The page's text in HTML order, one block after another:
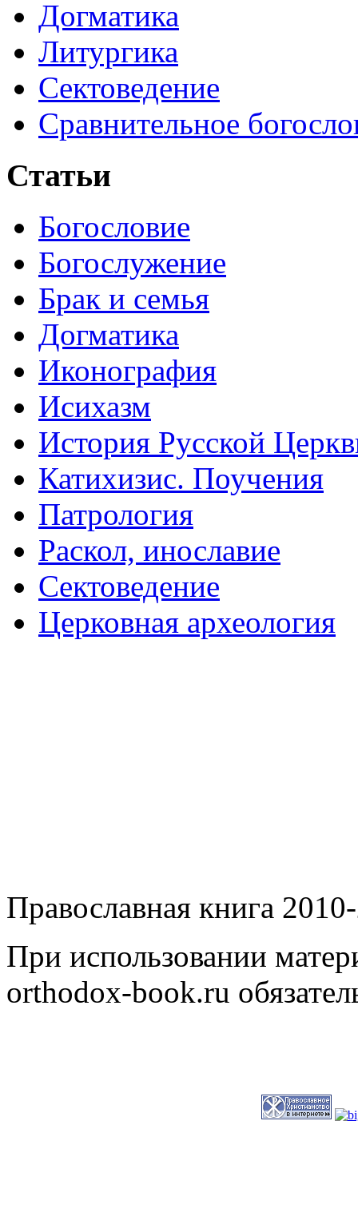
Догматика
Литургика
Сектоведение
Сравнительное
Статьи
Богословие
Богослужение
Брак и семья
Догматика
Иконография
Исихазм
История Русской
Катихизис. Поучения
Патрология
Раскол, инославие
Сектоведение
Церковная археология
Православная книга
При использовании
orthodox-book.ru